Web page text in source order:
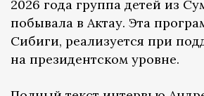
2026 года группа детей из
побывала в Актау. Эта
Сибиги, реализуется при
на президентском уровне.